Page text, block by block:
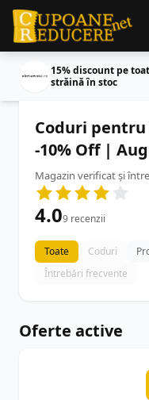
15% discount pe
străină în stoc
Coduri
-10% Off |
Magazin verificat și
4.09 recenzii
Toate Coduri
Întrebări frecvente
Oferte active